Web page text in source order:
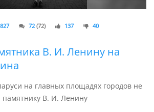
827 72 (72) 137 40
В. И. Ленину на
на главных площадях городов не
памятнику В. И. Ленину